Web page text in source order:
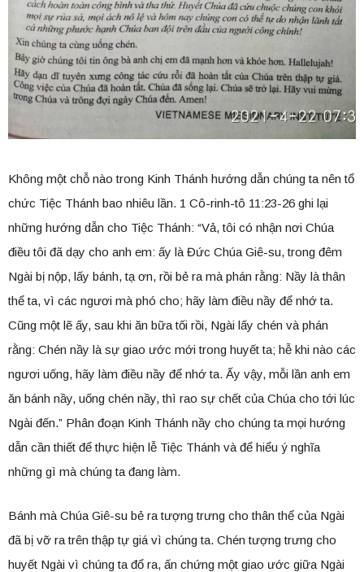
Không một chỗ nào trong Kinh Thánh hướng dẫn chúng ta nên tổ
chức Tiệc Thánh bao nhiêu lần. 1 Cô-rinh-tô 11:23-26 ghi lại
những hướng dẫn cho Tiệc Thánh: “Vả, tôi có nhận nơi Chúa
điều tôi đã dạy cho anh em: ấy là Đức Chúa Giê-su, trong đêm
Ngài bị nộp, lấy bánh, tạ ơn, rồi bẻ ra mà phán rằng: Nầy là thân
thể ta, vì các ngươi mà phó cho; hãy làm điều nầy để nhớ ta.
Cũng một lẽ ấy, sau khi ăn bữa tối rồi, Ngài lấy chén và phán
rằng: Chén nầy là sự giao ước mới trong huyết ta; hễ khi nào các
ngươi uống, hãy làm điều nầy để nhớ ta. Ấy vậy, mỗi lần anh em
ăn bánh nầy, uống chén nầy, thì rao sự chết của Chúa cho tới lúc
Ngài đến.” Phân đoạn Kinh Thánh nầy cho chúng ta mọi hướng
dẫn cần thiết để thực hiện lễ Tiệc Thánh và để hiểu ý nghĩa
những gì mà chúng ta đang làm.
Bánh mà Chúa Giê-su bẻ ra tượng trưng cho thân thể của Ngài
đã bị vỡ ra trên thập tự giá vì chúng ta. Chén tượng trưng cho
huyết Ngài vì chúng ta đổ ra, ấn chứng một giao ước giữa Ngài